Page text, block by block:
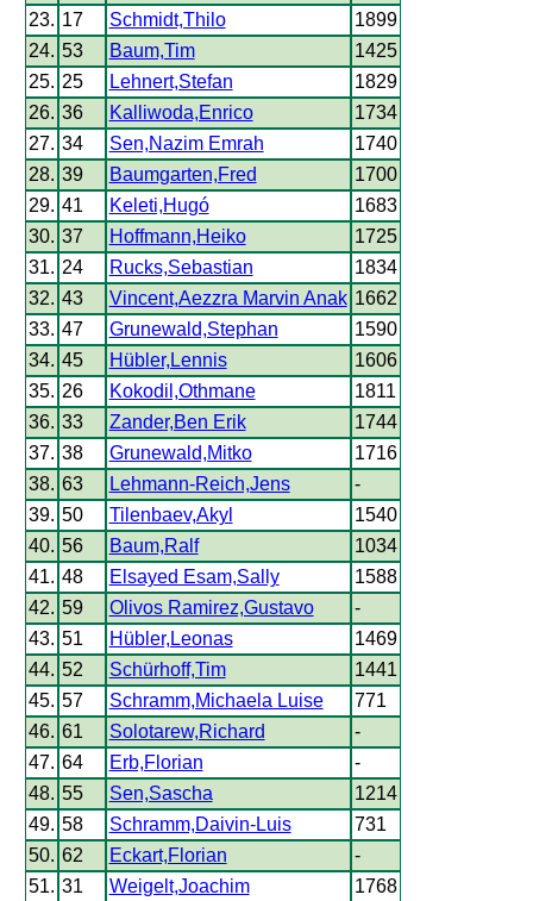
23. 17 Schmidt,Thilo
1899
24. 53 Baum,Tim
1425
25. 25 Lehnert,Stefan
1829
26. 36 Kalliwoda,Enrico
1734
27. 34 Sen,Nazim Emrah
1740
28. 39 Baumgarten,Fred
1700
29. 41 Keleti,Hugó
1683
30. 37 Hoffmann,Heiko
1725
31. 24 Rucks,Sebastian
1834
32. 43 Vincent,Aezzra Marvin Anak 1662
33. 47 Grunewald,Stephan
1590
34. 45 Hübler,Lennis
1606
35. 26 Kokodil,Othmane
1811
36. 33 Zander,Ben Erik
1744
37. 38 Grunewald,Mitko
1716
38. 63 Lehmann-Reich,Jens
-
39. 50 Tilenbaev,Akyl
1540
40. 56 Baum,Ralf
1034
41. 48 Elsayed Esam,Sally
1588
42. 59 Olivos Ramirez,Gustavo
-
43. 51 Hübler,Leonas
1469
44. 52 Schürhoff,Tim
1441
45. 57 Schramm,Michaela Luise
771
46. 61 Solotarew,Richard
-
47. 64 Erb,Florian
-
48. 55 Sen,Sascha
1214
49. 58 Schramm,Daivin-Luis
731
50. 62 Eckart,Florian
-
51. 31 Weigelt,Joachim 1768